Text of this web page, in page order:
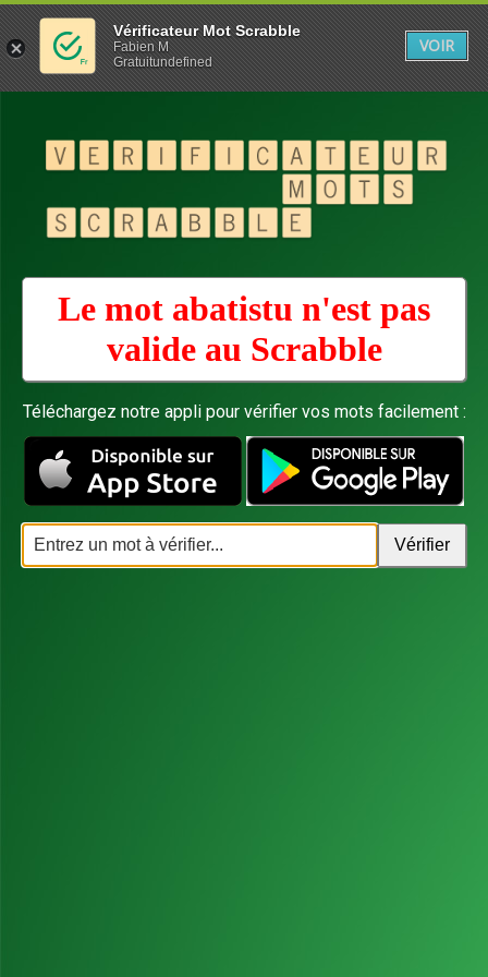
Le mot abatistu n'est pas
valide au Scrabble
Téléchargez notre appli pour vérifier vos mots facilement :
Vérificateur Mot Scrabble
Fabien M
Gratuitundefined
VOIR